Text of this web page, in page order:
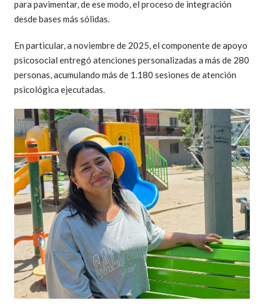
para pavimentar, de ese modo, el proceso de integración
desde bases más sólidas.
En particular, a noviembre de 2025, el componente de apoyo
psicosocial entregó atenciones personalizadas a más de 280
personas, acumulando más de 1.180 sesiones de atención
psicológica ejecutadas.